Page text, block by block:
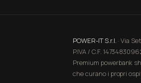
POWER-IT S.r.l. · Via
P.IVA / C.F.
Premium powerbank
che curano i propri